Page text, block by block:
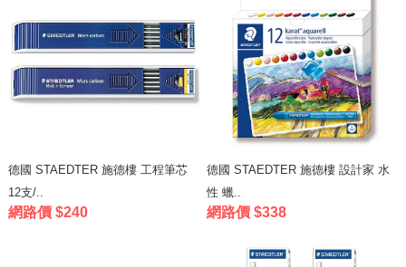
德國 STAEDTER 施德樓 工程筆芯
12支/..
網路價 $240
德國 STAEDTER 施德樓 設計家 水
性 蠟..
網路價 $338